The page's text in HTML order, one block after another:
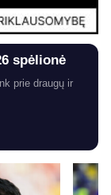
spėlionė
prie draugų ir